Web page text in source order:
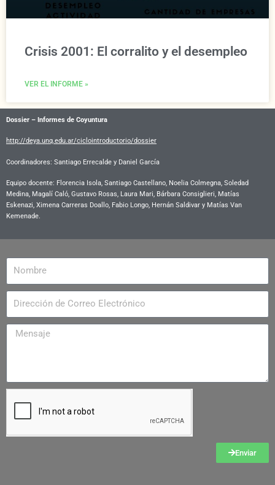
Crisis 2001: El corralito y el desempleo
VER EL INFORME »
Dossier – Informes de Coyuntura
http://deya.unq.edu.ar/ciclointroductorio/dossier
Coordinadores: Santiago Errecalde y Daniel García
Equipo docente: Florencia Isola, Santiago Castellano, Noelia Colmegna, Soledad
Medina, Magalí Caló, Gustavo Rosas, Laura Mari, Bárbara Consiglieri, Matías
Eskenazi, Ximena Carreras Doallo, Fabio Longo, Hernán Saldivar y Matías Van
Kemenade.
Enviar